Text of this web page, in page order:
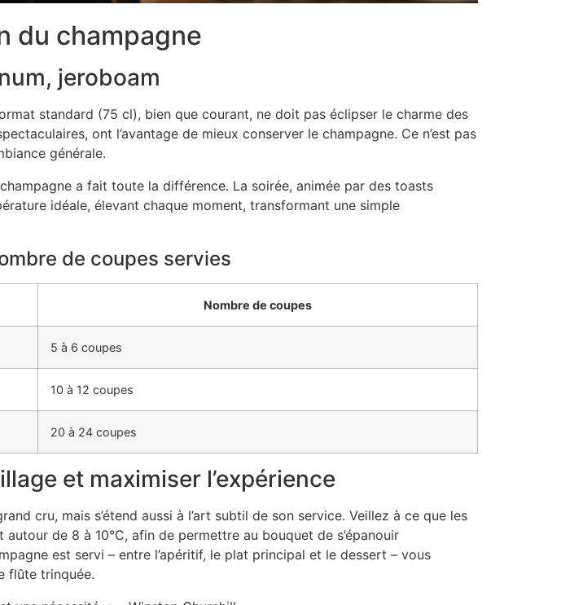
du champagne
jeroboam
standard (75 cl), bien que courant, ne doit pas éclipser le charme des
ont l’avantage de mieux conserver le champagne. Ce n’est pas
générale.
a fait toute la différence. La soirée, animée par des toasts
idéale, élevant chaque moment, transformant une simple
de coupes servies
Nombre de coupes
5 à 6 coupes
10 à 12 coupes
20 à 24 coupes
et maximiser l’expérience
cru, mais s’étend aussi à l’art subtil de son service. Veillez à ce que les
de 8 à 10°C, afin de permettre au bouquet de s’épanouir
est servi – entre l’apéritif, le plat principal et le dessert – vous
flûte trinquée.